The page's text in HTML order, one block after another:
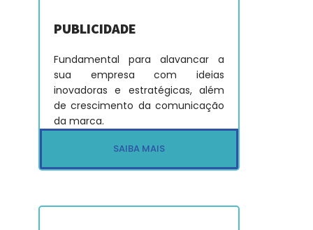
PUBLICIDADE
Fundamental para alavancar a
sua empresa com ideias
inovadoras e estratégicas, além
de crescimento da comunicação
da marca.
SAIBA MAIS